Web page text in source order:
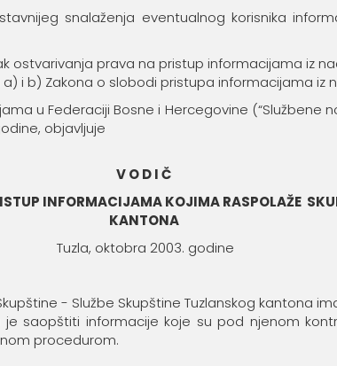
snalaženja eventualnog korisnika
ostvarivanja prava na pristup informacijama iz
i b) Zakona o slobodi pristupa informacijama iz
u Federaciji Bosne i Hercegovine (“Službene
objavljuje
V O D I Č
INFORMACIJAMA KOJIMA RASPOLAŽE
KANTONA
Tuzla, oktobra 2003. godine
- Službe Skupštine Tuzlanskog kantona
je saopštiti informacije koje su pod njenom
procedurom.